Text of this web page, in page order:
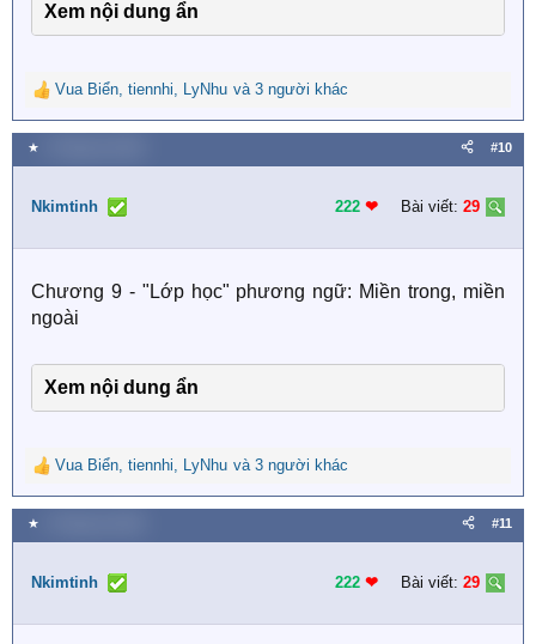
Xem nội dung ẩn
R
e
a
c
i
n
:
Vua Biển, tiennhi, LyNhu và 3 người khác
★ #10
Nkimtinh 222 ❤︎ Bài viết: 29
Chương 9 - "Lớp học" phương ngữ: Miền trong, miền
ngoài
Xem nội dung ẩn
R
e
a
c
i
n
Vua Biển, tiennhi, LyNhu và 3 người khác
★ #11
Nkimtinh 222 ❤︎ Bài viết: 29